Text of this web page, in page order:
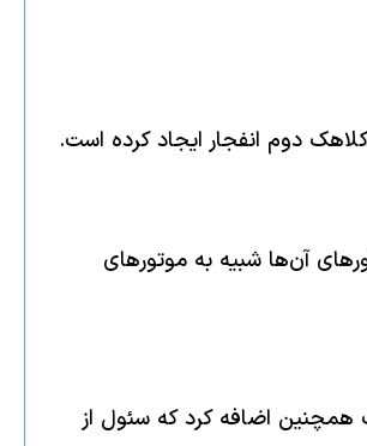
آن‌ها شبیه به موتورهای
همچنین اضافه کرد که سئول از